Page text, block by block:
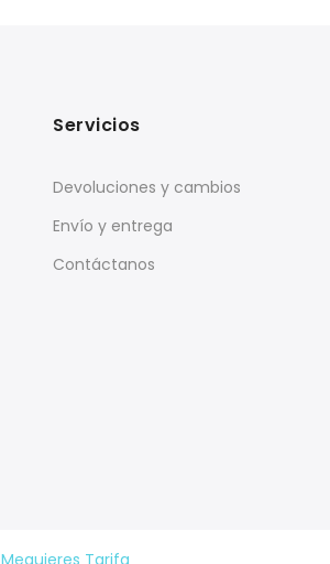
Servicios
Devoluciones y cambios
Envío y entrega
Contáctanos